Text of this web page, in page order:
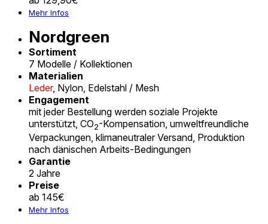
Mehr Infos
Nordgreen
Sortiment
7 Modelle / Kollektionen
Materialien
Leder, Nylon, Edelstahl / Mesh
Engagement
mit jeder Bestellung werden soziale Projekte
unterstützt, CO2-Kompensation, umweltfreundliche
Verpackungen, klimaneutraler Versand, Produktion
nach dänischen Arbeits-Bedingungen
Garantie
2 Jahre
Preise
ab 145€
Mehr Infos